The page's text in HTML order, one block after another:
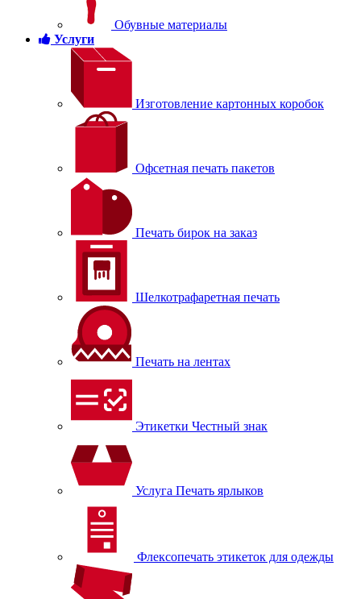
Обувные материалы
Услуги
Изготовление картонных коробок
Офсетная печать пакетов
Печать бирок на заказ
Шелкотрафаретная печать
Печать на лентах
Этикетки Честный знак
Услуга Печать ярлыков
Флексопечать этикеток для одежды